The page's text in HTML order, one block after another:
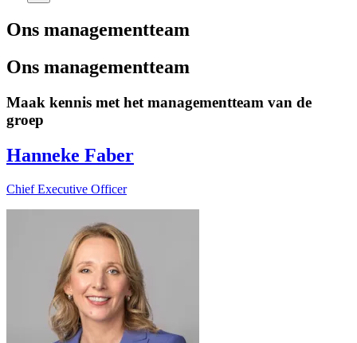
Ons managementteam
Ons managementteam
Maak kennis met het managementteam van de
groep
Hanneke Faber
Chief Executive Officer